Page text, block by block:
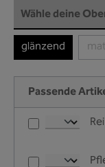
Wähle deine
glänzend
Passende